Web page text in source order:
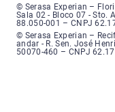
Serasa Experian -
© Serasa Experian –
Sala 02 - Bloco 07 - Sto.
88.050-001 – CNPJ
Serasa Experian -
© Serasa Experian –
andar - R. Sen. José
50070-460 – CNPJ